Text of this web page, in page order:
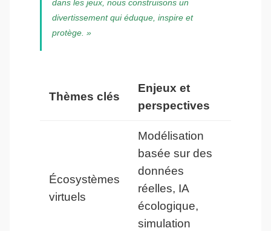
dans les jeux, nous construisons un
divertissement qui éduque, inspire et
protège. »
Thèmes clés
Enjeux et
perspectives
Écosystèmes
virtuels
Modélisation
basée sur des
données
réelles, IA
écologique,
simulation